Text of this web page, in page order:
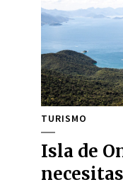
TURISMO
Isla de